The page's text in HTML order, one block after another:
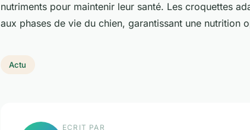
nutriments pour maintenir leur santé. Les croquettes
aux phases de vie du chien, garantissant une nutrition
Actu
ECRIT PAR